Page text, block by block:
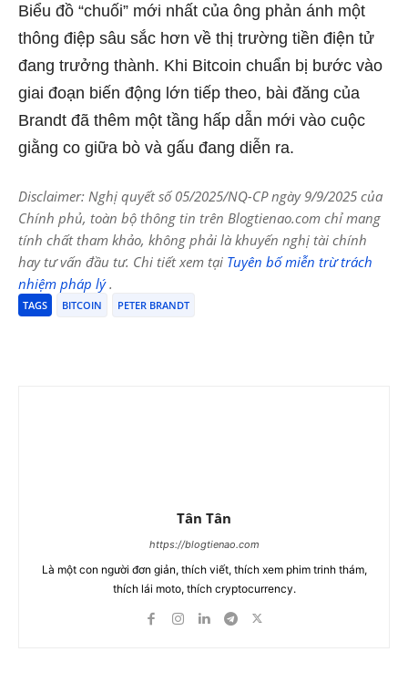
Biểu đồ “chuối” mới nhất của ông phản ánh một
thông điệp sâu sắc hơn về thị trường tiền điện tử
đang trưởng thành. Khi Bitcoin chuẩn bị bước vào
giai đoạn biến động lớn tiếp theo, bài đăng của
Brandt đã thêm một tầng hấp dẫn mới vào cuộc
giằng co giữa bò và gấu đang diễn ra.
Disclaimer: Nghị quyết số 05/2025/NQ-CP ngày 9/9/2025 của
Chính phủ, toàn bộ thông tin trên Blogtienao.com chỉ mang
tính chất tham khảo, không phải là khuyến nghị tài chính
hay tư vấn đầu tư. Chi tiết xem tại Tuyên bố miễn trừ trách
nhiệm pháp lý.
TAGS BITCOIN PETER BRANDT
Tân Tân
https://blogtienao.com
Là một con người đơn giản, thích viết, thích xem phim trinh thám,
thích lái moto, thích cryptocurrency.